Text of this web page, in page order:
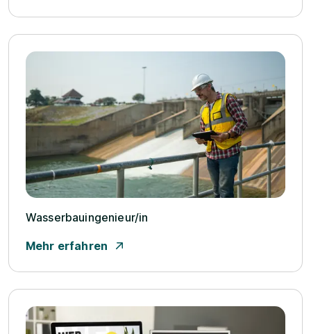
Wasserbauingenieur/­in
Mehr erfahren